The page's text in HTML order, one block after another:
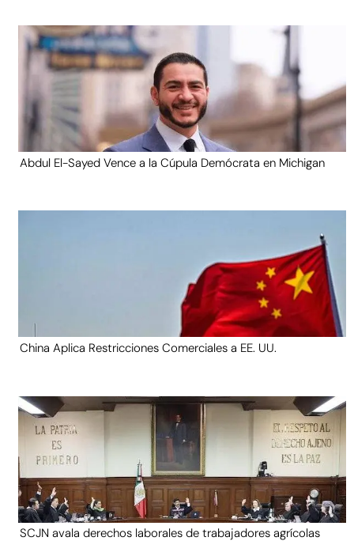
Abdul El-Sayed Vence a la Cúpula Demócrata en Michigan
China Aplica Restricciones Comerciales a EE. UU.
SCJN avala derechos laborales de trabajadores agrícolas